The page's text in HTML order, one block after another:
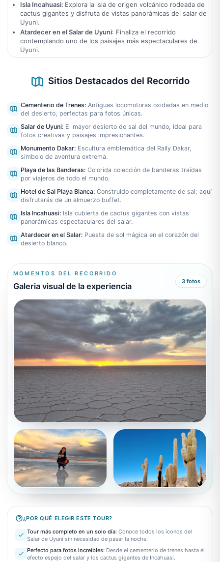
Isla Incahuasi: Explora la isla de origen volcánico rodeada de
cactus gigantes y disfruta de vistas panorámicas del salar de
Uyuni.
Atardecer en el Salar de Uyuni: Finaliza el recorrido
contemplando uno de los paisajes más espectaculares de
Uyuni.
Sitios Destacados del Recorrido
Cementerio de Trenes: Antiguas locomotoras oxidadas en medio
del desierto, perfectas para fotos únicas.
Salar de Uyuni: El mayor desierto de sal del mundo, ideal para
fotos creativas y paisajes impresionantes.
Monumento Dakar: Escultura emblemática del Rally Dakar,
símbolo de aventura extrema.
Playa de las Banderas: Colorida colección de banderas traídas
por viajeros de todo el mundo.
Hotel de Sal Playa Blanca: Construido completamente de sal; aquí
disfrutarás de un almuerzo buffet.
Isla Incahuasi: Isla cubierta de cactus gigantes con vistas
panorámicas espectaculares del salar.
Atardecer en el Salar: Puesta de sol mágica en el corazón del
desierto blanco.
MOMENTOS DEL RECORRIDO
Galeria visual de la experiencia 3 fotos
¿POR QUÉ ELEGIR ESTE TOUR?
Tour más completo en un solo día: Conoce todos los íconos del
Salar de Uyuni sin necesidad de pasar la noche.
Perfecto para fotos increíbles: Desde el cementerio de trenes hasta el
efecto espejo del salar y los cactus gigantes de Incahuasi.